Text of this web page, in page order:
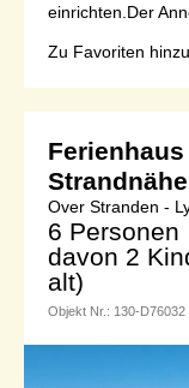
einrichten.Der
Zu Favoriten
Over Stranden -
6 Personen
davon 2
alt)
Objekt Nr.: 130-D76032